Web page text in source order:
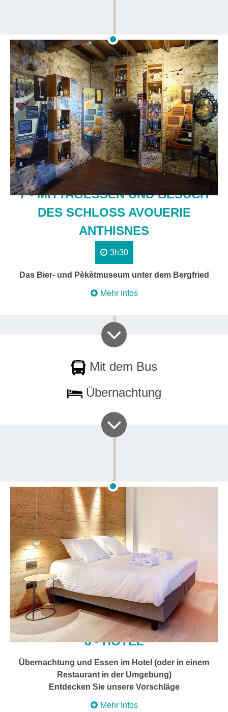
7 - MITTAGESSEN UND BESUCH
DES SCHLOSS AVOUERIE
ANTHISNES
3h30
Das Bier- und Pèkètmuseum unter dem Bergfried
Mehr Infos
8 - HOTEL
Übernachtung und Essen im Hotel (oder in einem
Restaurant in der Umgebung)
Entdecken Sie unsere Vorschläge
Mit dem Bus
Übernachtung
Mehr Infos